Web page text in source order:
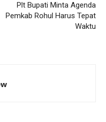
Plt Bupati Minta Agenda
Pemkab Rohul Harus Tepat
Waktu